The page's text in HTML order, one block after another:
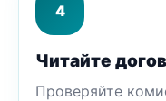
4
Читайте
Проверяйте